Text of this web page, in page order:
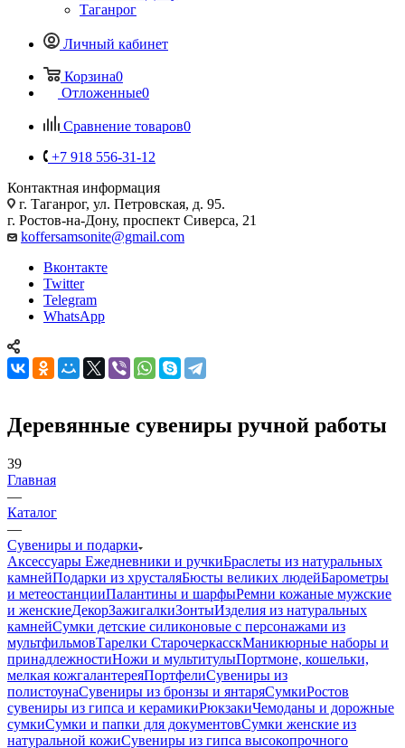
Таганрог
Личный кабинет
Корзина0
Отложенные0
Сравнение товаров0
+7 918 556-31-12
Контактная информация
г. Таганрог, ул. Петровская, д. 95.
г. Ростов-на-Дону, проспект Сиверса, 21
koffersamsonite@gmail.com
Вконтакте
Twitter
Telegram
WhatsApp
Деревянные сувениры ручной работы
39
Главная
—
Каталог
—
Сувениры и подарки
Аксессуары Ежедневники и ручкиБраслеты из натуральных
камнейПодарки из хрусталяБюсты великих людейБарометры
и метеостанцииПалантины и шарфыРемни кожаные мужские
и женскиеДекорЗажигалкиЗонтыИзделия из натуральных
камнейСумки детские силиконовые с персонажами из
мультфильмовТарелки СтарочеркасскМаникюрные наборы и
принадлежностиНожи и мультитулыПортмоне, кошельки,
мелкая кожгалантереяПортфелиСувениры из
полистоунаСувениры из бронзы и янтаряСумкиРостов
сувениры из гипса и керамикиРюкзакиЧемоданы и дорожные
сумкиСумки и папки для документовСумки женские из
натуральной кожиСувениры из гипса высокопрочного